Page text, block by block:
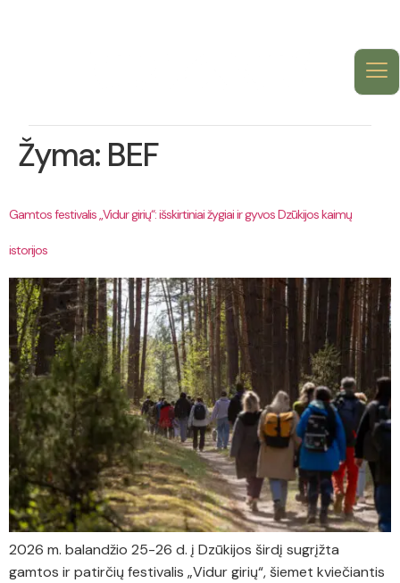
Žyma: BEF
Gamtos festivalis „Vidur girių“: išskirtiniai žygiai ir gyvos Dzūkijos kaimų
istorijos
2026 m. balandžio 25-26 d. į Dzūkijos širdį sugrįžta
gamtos ir patirčių festivalis „Vidur girių“, šiemet kviečiantis